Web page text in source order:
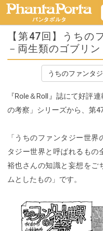
【第47回】うちの
－両生類のゴブリン
うちのファンタ
『Role＆Roll』誌にて好評
の考察」シリーズから、第
「うちのファンタジー世
タジー世界と呼ばれるもの
裕也さんの知識と妄想をご
ムとしたもの」です。